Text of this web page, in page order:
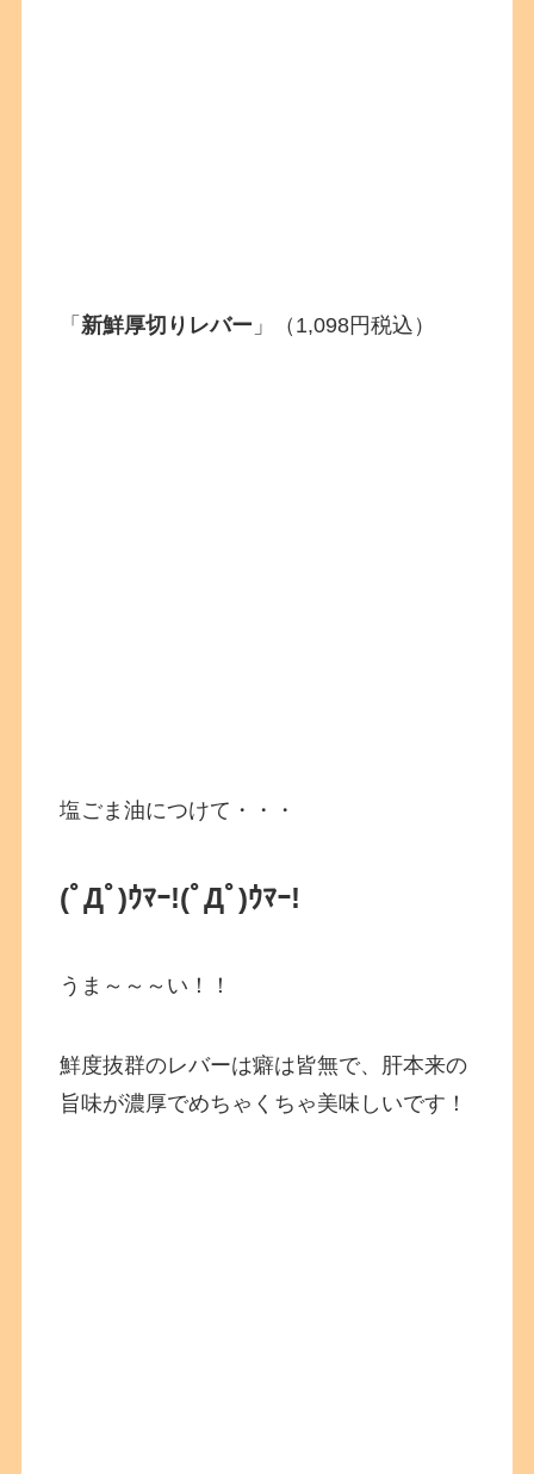
「 新鮮厚切りレバー 」（1,098円税込）
塩ごま油につけて・・・
(ﾟДﾟ)ｳﾏｰ!(ﾟДﾟ)ｳﾏｰ!
うま～～～い！！
鮮度抜群のレバーは癖は皆無で、肝本来の
旨味が濃厚でめちゃくちゃ美味しいです！